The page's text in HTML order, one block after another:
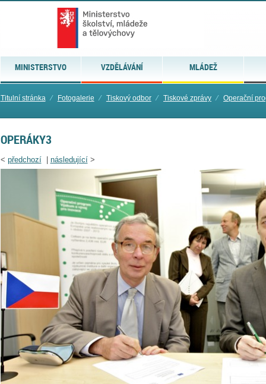
MINISTERSTVO VZDĚLÁVÁNÍ MLÁDEŽ
Titulní stránka ⁄ Fotogalerie ⁄ Tiskový odbor ⁄ Tiskové zprávy ⁄ Operační
OPERÁKY3
< předchozí| následující>